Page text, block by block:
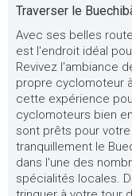
Traverser le
Avec ses belles
est l'endroit idéal
Revivez l'ambiance
propre cyclomoteur
cette expérience
cyclomoteurs bien
sont prêts pour
tranquillement le
dans l'une des
spécialités locales.